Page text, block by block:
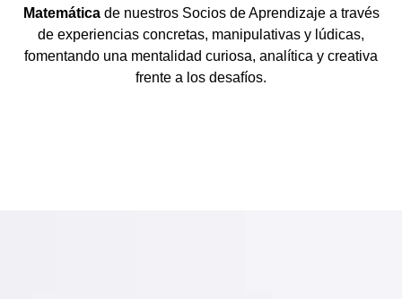
Matemáticade nuestros Socios de Aprendizaje a través
de experiencias concretas, manipulativas y lúdicas,
fomentando una mentalidad curiosa, analítica y creativa
frente a los desafíos.